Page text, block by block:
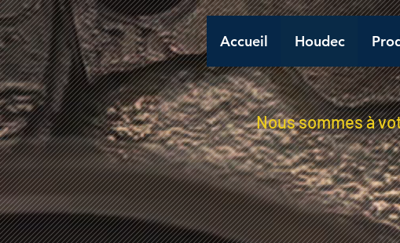
Accueil Houdec
Nous sommes à